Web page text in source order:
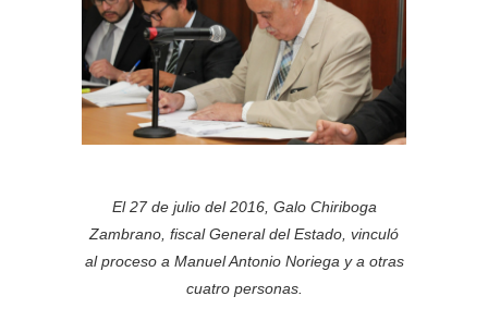
El 27 de julio del 2016, Galo Chiriboga
Zambrano, fiscal General del Estado, vinculó
al proceso a Manuel Antonio Noriega y a otras
cuatro personas.